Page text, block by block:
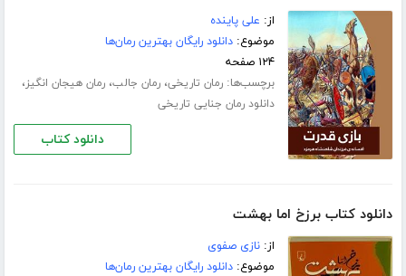
از: علی پاینده
موضوع:دانلود رایگان بهترین رمان‌ها
۱۲۴ صفحه
برچسب‌ها:رمان تاریخی،رمان جالب،رمان هیجان انگیز،
دانلود رمان جنایی تاریخی
دانلود کتاب
دانلود کتاب برزخ اما بهشت
از:نازی صفوی
موضوع:دانلود رایگان بهترین رمان‌ها